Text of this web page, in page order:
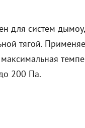
для систем
тягой.
200 Па.